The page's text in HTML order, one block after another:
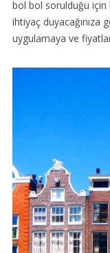
bol bol sorulduğu için
ihtiyaç duyacağınıza
uygulamaya ve